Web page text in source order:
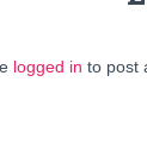
logged in to post